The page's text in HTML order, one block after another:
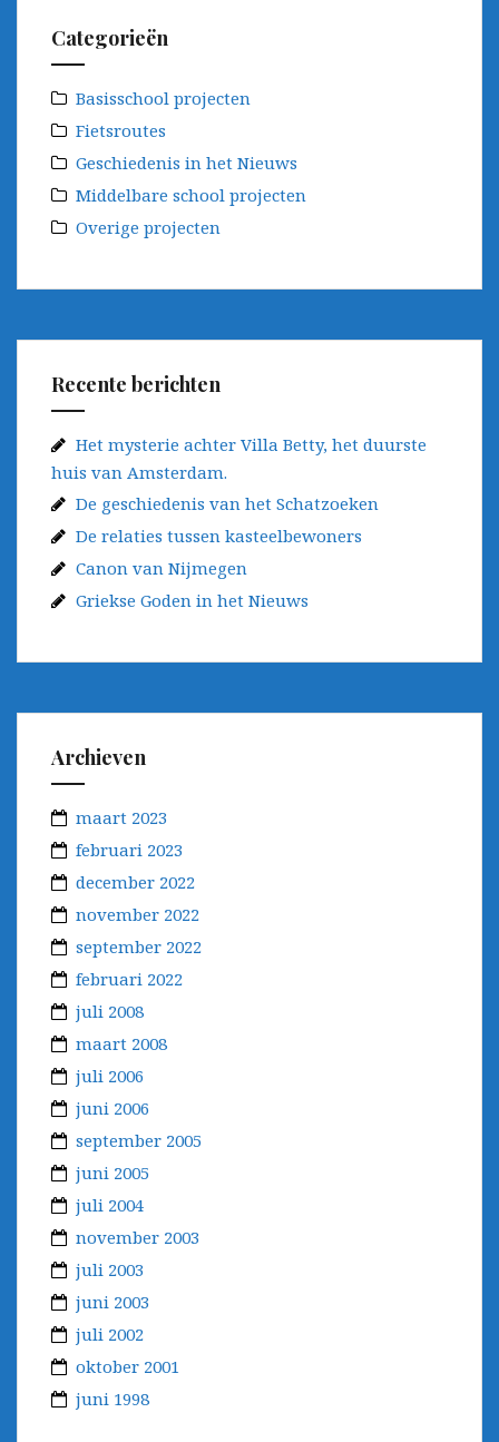
Categorieën
Basisschool projecten
Fietsroutes
Geschiedenis in het Nieuws
Middelbare school projecten
Overige projecten
Recente berichten
Het mysterie achter Villa Betty, het duurste
huis van Amsterdam.
De geschiedenis van het Schatzoeken
De relaties tussen kasteelbewoners
Canon van Nijmegen
Griekse Goden in het Nieuws
Archieven
maart 2023
februari 2023
december 2022
november 2022
september 2022
februari 2022
juli 2008
maart 2008
juli 2006
juni 2006
september 2005
juni 2005
juli 2004
november 2003
juli 2003
juni 2003
juli 2002
oktober 2001
juni 1998